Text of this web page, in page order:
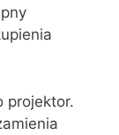
projektor.